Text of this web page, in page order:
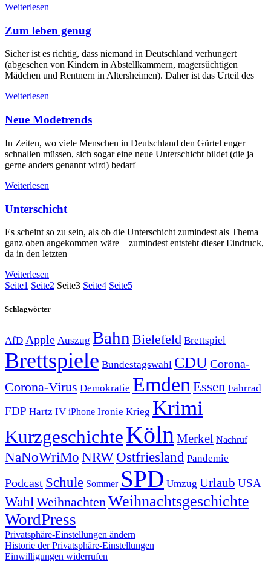
Weiterlesen
Zum leben genug
Sicher ist es richtig, dass niemand in Deutschland verhungert
(abgesehen von Kindern in Abstellkammern, magersüchtigen
Mädchen und Rentnern in Altersheimen). Daher ist das Urteil des
Weiterlesen
Neue Modetrends
In Zeiten, wo viele Menschen in Deutschland den Gürtel enger
schnallen müssen, sich sogar eine neue Unterschicht bildet (die ja
gerne anders genannt wird) bedarf
Weiterlesen
Unterschicht
Es scheint so zu sein, als ob die Unterschicht zumindest als Thema
ganz oben angekommen wäre – zumindest entsteht dieser Eindruck,
da in den letzten
Weiterlesen
Seite1 Seite2 Seite3 Seite4 Seite5
Schlagwörter
AfD Apple Auszug Bahn Bielefeld Brettspiel
Brettspiele Bundestagswahl CDUCorona-
Corona-Virus Demokratie Emden Essen Fahrrad
FDP Hartz IV iPhone Ironie Krieg Krimi
KurzgeschichteKöln Merkel Nachruf
NaNoWriMo NRWOstfriesland Pandemie
Podcast Schule Sommer SPD Umzug Urlaub USA
Wahl Weihnachten Weihnachtsgeschichte
WordPress
Privatsphäre-Einstellungen ändern
Historie der Privatsphäre-Einstellungen
Einwilligungen widerrufen